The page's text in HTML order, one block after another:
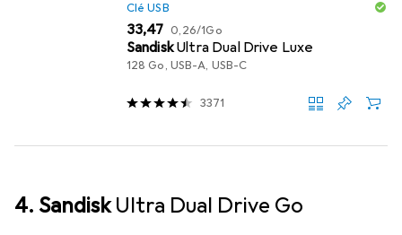
Clé USB
EUR
33,47 EUR
0,26/1Go
SandiskUltra Dual Drive Luxe
128 Go, USB-A, USB-C
3371
4. SandiskUltra Dual Drive Go